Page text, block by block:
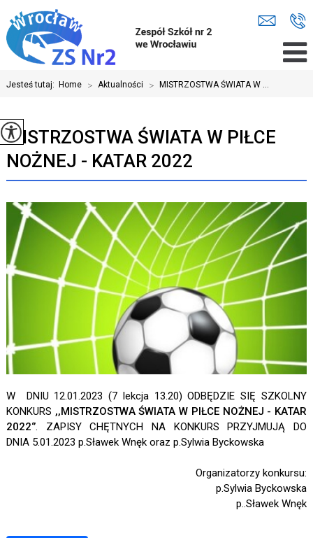
Jesteś tutaj: Home > Aktualności > MISTRZOSTWA ŚWIATA W ...
MISTRZOSTWA ŚWIATA W PIŁCE
NOŻNEJ - KATAR 2022
W DNIU 12.01.2023 (7 lekcja 13.20) ODBĘDZIE SIĘ SZKOLNY
KONKURS ,,MISTRZOSTWA ŚWIATA W PIŁCE NOŻNEJ - KATAR
2022‘’. ZAPISY CHĘTNYCH NA KONKURS PRZYJMUJĄ DO
DNIA 5.01.2023 p.Sławek Wnęk oraz p.Sylwia Byckowska
Organizatorzy konkursu:
p.Sylwia Byckowska
p..Sławek Wnęk